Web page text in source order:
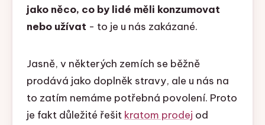
jako něco, co by lidé měli konzumovat
nebo užívat - to je u nás zakázané.
Jasně, v některých zemích se běžně
prodává jako doplněk stravy, ale u nás na
to zatím nemáme potřebná povolení. Proto
je fakt důležité řešit kratom prodej od